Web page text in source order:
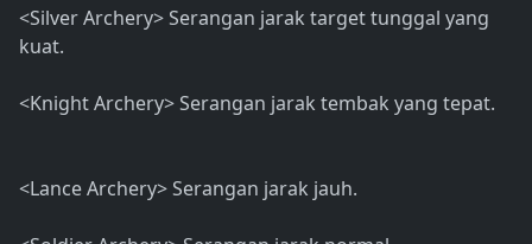
<Silver Archery> Serangan jarak target tunggal yang
kuat.
<Knight Archery> Serangan jarak tembak yang tepat.
<Lance Archery> Serangan jarak jauh.